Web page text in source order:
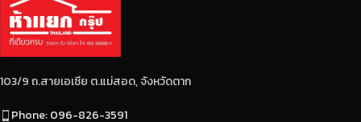
103/9 ถ.สายเอเซีย ต.แม่สอด, จังหวัดตาก
Phone: 096-826-3591